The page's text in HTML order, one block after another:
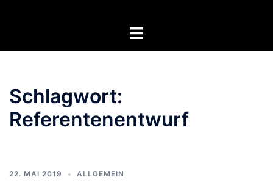
Menü
Schlagwort:
Referentenentwurf
22. MAI 2019 ALLGEMEIN